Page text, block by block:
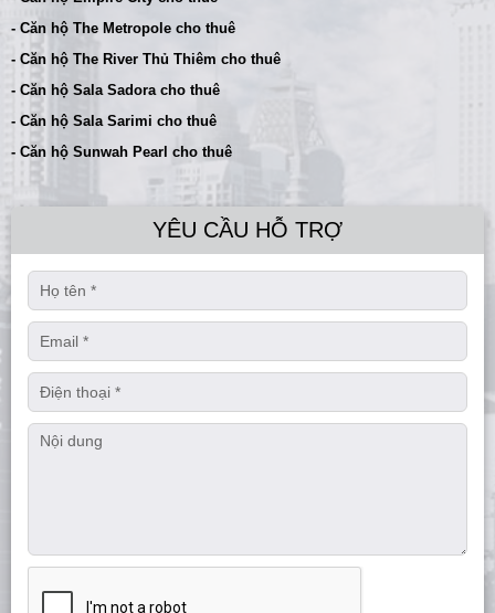
- Căn hộ The Metropole cho thuê
- Căn hộ The River Thủ Thiêm cho thuê
- Căn hộ Sala Sadora cho thuê
- Căn hộ Sala Sarimi cho thuê
- Căn hộ Sunwah Pearl cho thuê
YÊU CẦU HỖ TRỢ